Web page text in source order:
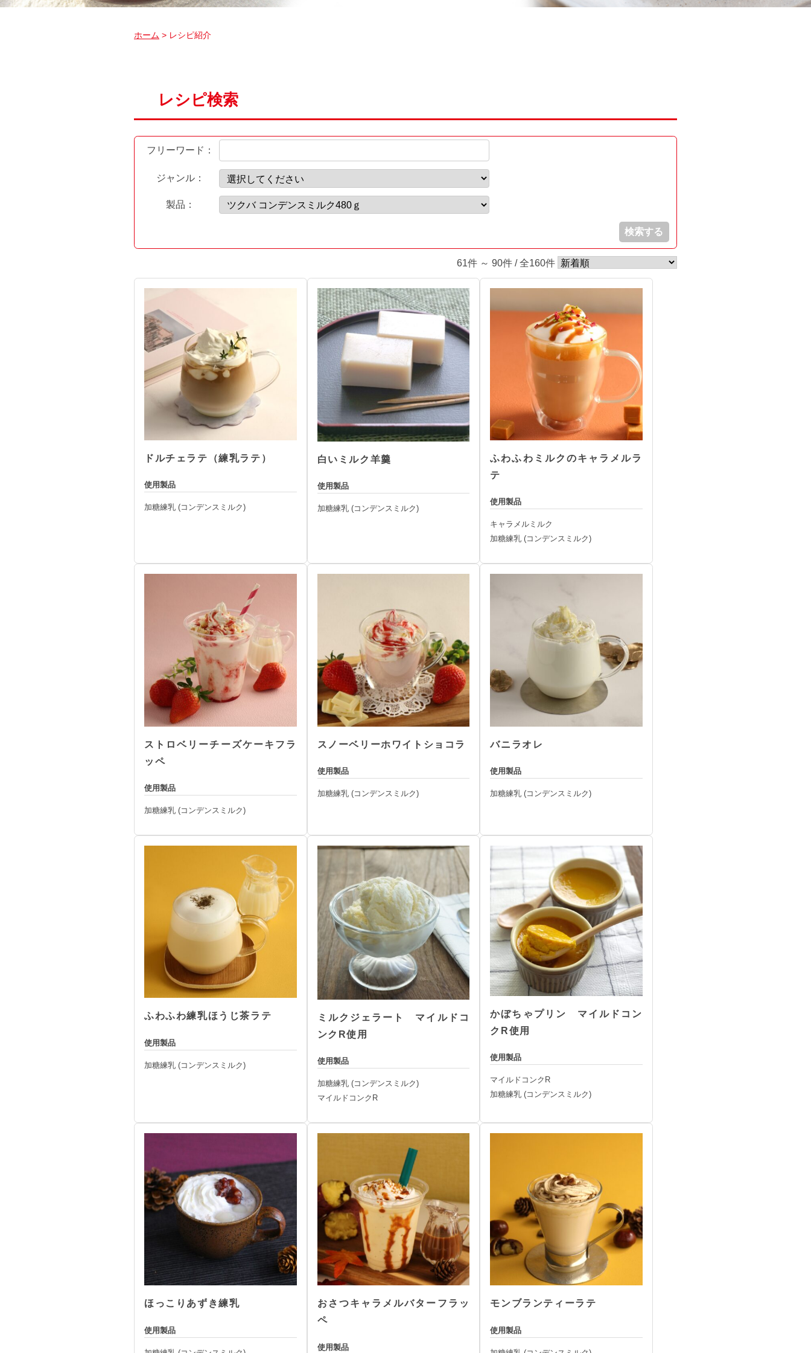
ホーム > レシピ紹介
レシピ検索
フリーワード：
ジャンル：
製品：
検索する
61件 ～ 90件 / 全160件
ドルチェラテ（練乳ラテ）
使用製品
加糖練乳 (コンデンスミルク)
白いミルク羊羹
使用製品
加糖練乳 (コンデンスミルク)
ふわふわミルクのキャラメルラ
テ
使用製品
キャラメルミルク
加糖練乳 (コンデンスミルク)
ストロベリーチーズケーキフラ
ッペ
使用製品
加糖練乳 (コンデンスミルク)
スノーベリーホワイトショコラ
使用製品
加糖練乳 (コンデンスミルク)
バニラオレ
使用製品
加糖練乳 (コンデンスミルク)
ふわふわ練乳ほうじ茶ラテ
使用製品
加糖練乳 (コンデンスミルク)
ミルクジェラート マイルドコ
ンクR使用
使用製品
加糖練乳 (コンデンスミルク)
マイルドコンクR
かぼちゃプリン マイルドコン
クR使用
使用製品
マイルドコンクR
加糖練乳 (コンデンスミルク)
ほっこりあずき練乳
使用製品
おさつキャラメルバターフラッ
ペ
使用製品
モンブランティーラテ
使用製品